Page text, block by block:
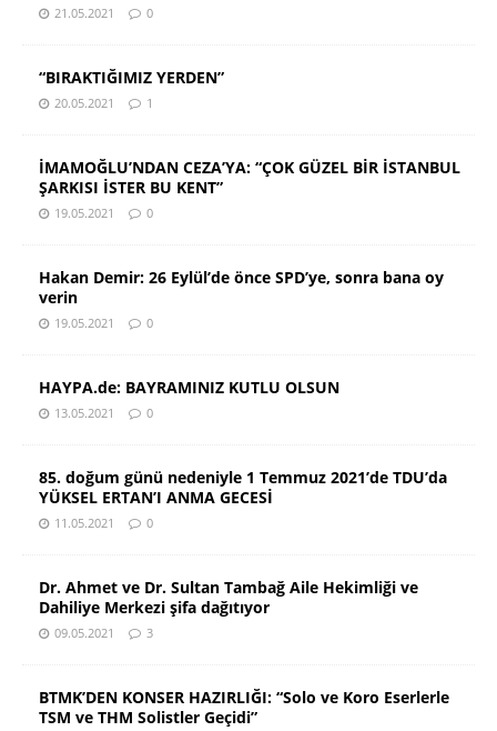
21.05.2021 0
“BIRAKTIĞIMIZ YERDEN”
20.05.2021 1
İMAMOĞLU’NDAN CEZA’YA: “ÇOK GÜZEL BİR İSTANBUL
ŞARKISI İSTER BU KENT”
19.05.2021 0
Hakan Demir: 26 Eylül’de önce SPD’ye, sonra bana oy
verin
19.05.2021 0
HAYPA.de: BAYRAMINIZ KUTLU OLSUN
13.05.2021 0
85. doğum günü nedeniyle 1 Temmuz 2021’de TDU’da
YÜKSEL ERTAN’I ANMA GECESİ
11.05.2021 0
Dr. Ahmet ve Dr. Sultan Tambağ Aile Hekimliği ve
Dahiliye Merkezi şifa dağıtıyor
09.05.2021 3
BTMK’DEN KONSER HAZIRLIĞI: “Solo ve Koro Eserlerle
TSM ve THM Solistler Geçidi”